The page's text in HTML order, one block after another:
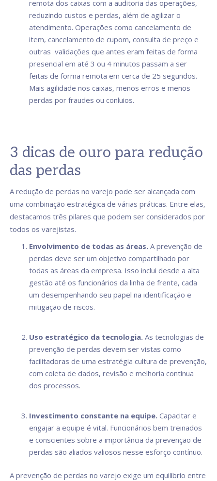
remota dos caixas com a auditoria das operações,
reduzindo custos e perdas, além de agilizar o
atendimento. Operações como cancelamento de
item, cancelamento de cupom, consulta de preço e
outras validações que antes eram feitas de forma
presencial em até 3 ou 4 minutos passam a ser
feitas de forma remota em cerca de 25 segundos.
Mais agilidade nos caixas, menos erros e menos
perdas por fraudes ou conluios.
3 dicas de ouro para redução
das perdas
A redução de perdas no varejo pode ser alcançada com
uma combinação estratégica de várias práticas. Entre elas,
destacamos três pilares que podem ser considerados por
todos os varejistas.
Envolvimento de todas as áreas. A prevenção de
perdas deve ser um objetivo compartilhado por
todas as áreas da empresa. Isso inclui desde a alta
gestão até os funcionários da linha de frente, cada
um desempenhando seu papel na identificação e
mitigação de riscos.
Uso estratégico da tecnologia. As tecnologias de
prevenção de perdas devem ser vistas como
facilitadoras de uma estratégia cultura de prevenção,
com coleta de dados, revisão e melhoria contínua
dos processos.
Investimento constante na equipe. Capacitar e
engajar a equipe é vital. Funcionários bem treinados
e conscientes sobre a importância da prevenção de
perdas são aliados valiosos nesse esforço contínuo.
A prevenção de perdas no varejo exige um equilíbrio entre